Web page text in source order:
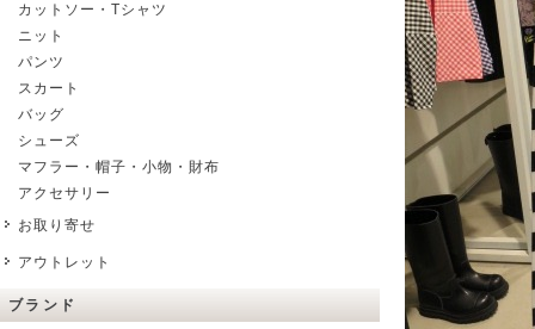
カットソー・Tシャツ
ニット
パンツ
スカート
バッグ
シューズ
マフラー・帽子・小物・財布
アクセサリー
お取り寄せ
アウトレット
ブランド